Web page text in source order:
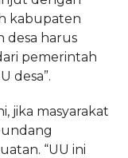
kabupaten
desa harus
pemerintah
desa”.
jika masyarakat
undang
“UU ini